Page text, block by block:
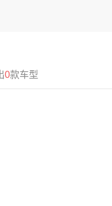
0款车型